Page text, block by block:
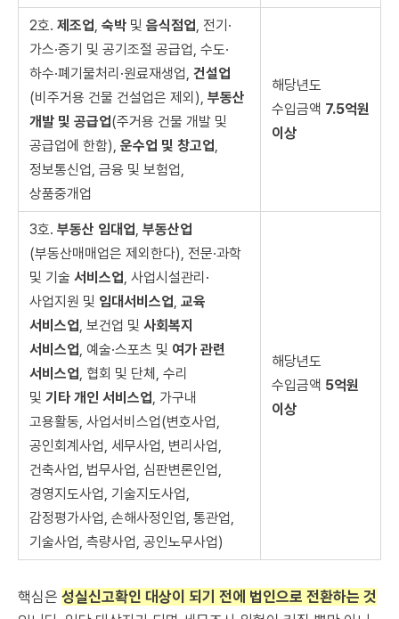
2호. 제조업, 숙박 및 음식점업, 전기·
가스·증기 및 공기조절 공급업, 수도·
하수·폐기물처리·원료재생업, 건설업
(비주거용 건물 건설업은 제외), 부동산
개발 및 공급업(주거용 건물 개발 및
공급업에 한함), 운수업 및 창고업,
정보통신업, 금융 및 보험업,
상품중개업
해당년도
수입금액 7.5억원
이상
3호. 부동산 임대업, 부동산업
(부동산매매업은 제외한다), 전문·과학
및 기술 서비스업, 사업시설관리·
사업지원 및 임대서비스업, 교육
서비스업, 보건업 및 사회복지
서비스업, 예술·스포츠 및 여가 관련
서비스업, 협회 및 단체, 수리
및 기타 개인 서비스업, 가구내
고용활동, 사업서비스업(변호사업,
공인회계사업, 세무사업, 변리사업,
건축사업, 법무사업, 심판변론인업,
경영지도사업, 기술지도사업,
감정평가사업, 손해사정인업, 통관업,
기술사업, 측량사업, 공인노무사업)
해당년도
수입금액 5억원
이상
핵심은 성실신고확인 대상이 되기 전에 법인으로 전환하는 것